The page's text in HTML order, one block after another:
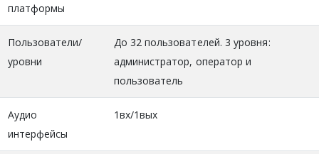
платформы
Пользователи/
уровни
До 32 пользователей. 3 уровня:
администратор, оператор и
пользователь
Аудио
интерфейсы
1вх/1вых